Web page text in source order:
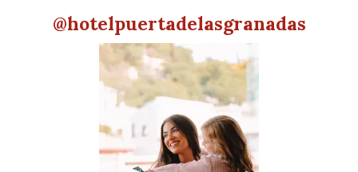
@hotelpuertadelasgranadas